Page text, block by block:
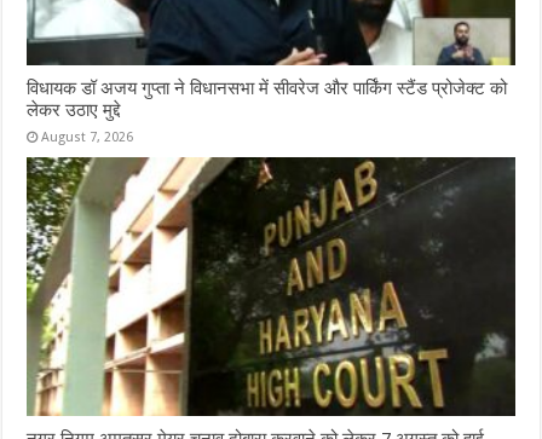
विधायक डॉ अजय गुप्ता ने विधानसभा में सीवरेज और पार्किंग स्टैंड प्रोजेक्ट को
लेकर उठाए मुद्दे
August 7, 2026